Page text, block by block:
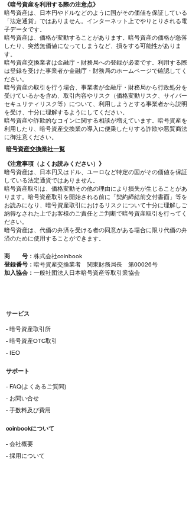
《暗号資産を利用する際の注意点》
暗号資産は、日本円やドルなどのように国がその価値を保証している
「法定通貨」ではありません。インターネット上でやりとりされる電
子データです。
暗号資産は、価格が変動することがあります。暗号資産の価格が急落
したり、突然無価値になってしまうなど、損をする可能性がありま
す。
暗号資産交換業者は金融庁・財務局への登録が必要です。利用する際
は登録を受けた事業者か金融庁・財務局のホームページで確認してく
ださい。
暗号資産の取引を行う場合、事業者が金融庁・財務局から行政処分を
受けているかを含め、取引内容やリスク（価格変動リスク、サイバー
セキュリティリスク等）について、利用しようとする事業者から説明
を受け、十分に理解するようにしてください。
暗号資産や詐欺的なコインに関する相談が増えています。暗号資産を
利用したり、暗号資産交換業の導入に便乗したりする詐欺や悪質商法
に御注意ください。
暗号資産交換業社一覧
《注意事項（よくお読みください）》
暗号資産は、日本円又はドル、ユーロなど特定の国がその価値を保証
している法定通貨ではありません。
暗号資産取引は、価格変動その他の理由により損失が生じることがあ
ります。暗号資産取引を開始される前に「契約締結前交付書面」等を
お読みになり、暗号資産取引におけるリスクについて十分に理解しご
納得なされた上でお客様のご責任とご判断で暗号資産取引を行ってく
ださい。
暗号資産は、代価の弁済を受ける者の同意がある場合に限り代価の弁
済のために使用することができます。
商 号： 株式会社coinbook
登録番号： 暗号資産交換業者 関東財務局長 第00026号
加入協会： 一般社団法人日本暗号資産等取引業協会
サービス
- 暗号資産取引所
- 暗号資産OTC取引
- IEO
サポート
- FAQ(よくあるご質問)
- お問い合せ
- 手数料及び費用
coinbookについて
- 会社概要
- 採用について